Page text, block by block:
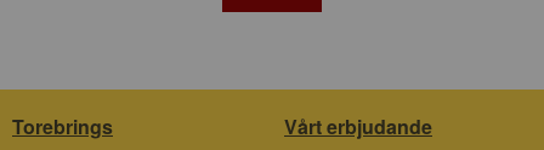
Torebrings Vårt erbjudande